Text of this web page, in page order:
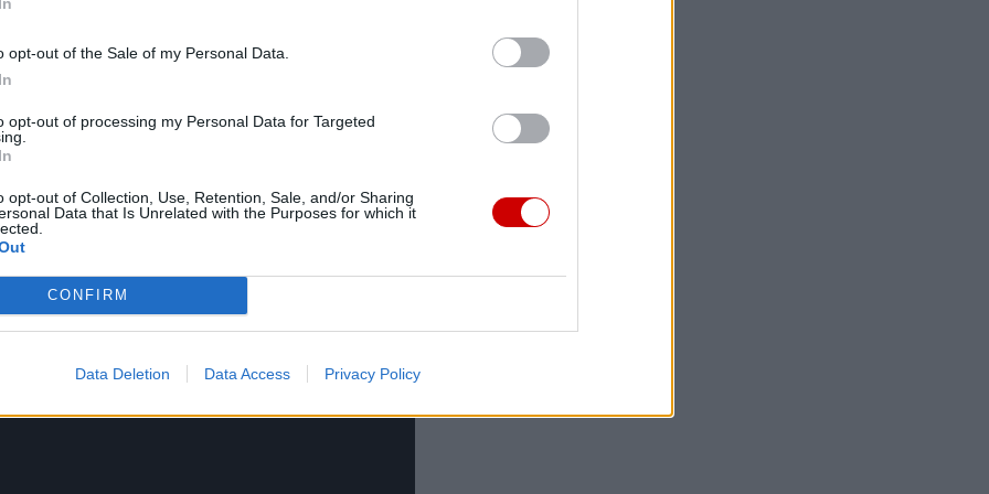
opt-out of the Sale of my Personal Data.
opt-out of processing my Personal Data for Targeted
opt-out of Collection, Use, Retention, Sale, and/or Sharing
Data that Is Unrelated with the Purposes for which it
CONFIRM
Data Deletion Data Access Privacy Policy
z ścisłym finale parafie reprezentują ponad 10
Polsce. Zaznaczył, że w każdej parafii istotne
tym sprawowanie Mszy św. w tygodniu i w
ważnej, która sprawiła, że tu jesteście. To
działalność rozmaitych wspólnot oraz posługa
pięć lat temu, podczas pomagania Ukrainie.
potrafią zrobić dobrego. Cieszę się, że to
powiedział kard. Nycz.